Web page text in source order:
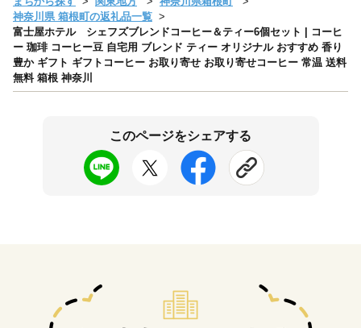
神奈川県 箱根町の返礼品一覧
富士屋ホテル シェフズブレンドコーヒー＆ティー6個セット | コーヒ
ー 珈琲 コーヒー豆 自宅用 ブレンド ティー オリジナル おすすめ 香り
豊か ギフト ギフトコーヒー お取り寄せ お取り寄せコーヒー 常温 送料
無料 箱根 神奈川
このページをシェアする